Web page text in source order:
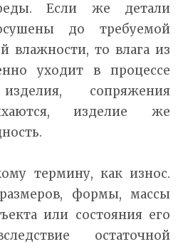
Если же детали
до требуемой
влажности, то влага из
уходит в процессе
сопряжения
изделие же
термину, как износ.
формы, массы
или состояния его
остаточной